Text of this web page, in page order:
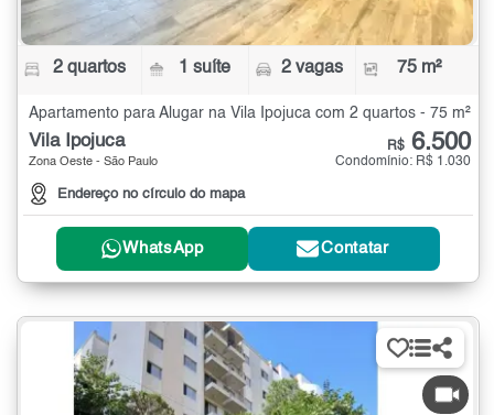
2 quartos 1 suíte 2 vagas 75 m²
Apartamento para Alugar na Vila Ipojuca com 2 quartos - 75 m²
Vila Ipojuca
Zona Oeste - São Paulo
Endereço no círculo do mapa
R$ 6.500
Condomínio: R$ 1.030
WhatsApp Contatar